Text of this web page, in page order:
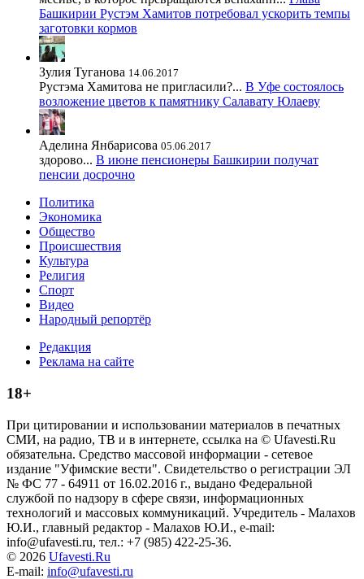
Башкирии Рустэм Хамитов потребовал ускорить темпы
заготовки кормов
Зулия Туганова 14.06.2017
Рустэма Хамитова не пригласили?... В Уфе состоялось
возложение цветов к памятнику Салавату Юлаеву
Аделина Янбарисова 05.06.2017
здорово... В июне пенсионеры Башкирии получат
пенсии досрочно
Политика
Экономика
Общество
Происшествия
Культура
Религия
Спорт
Видео
Народный репортёр
Редакция
Реклама на сайте
18+
При цитировании и использовании материалов в печатных
СМИ, на радио, ТВ и в интернете, ссылка на © Ufavesti.Ru
обязательна. Средство массовой информации - сетевое
издание "Уфимские вести". Свидетельство о регистрации ЭЛ
№ ФС 77 - 64911 от 16.02.2016 г., выдано Федеральной
службой по надзору в сфере связи, информационных
технологий и массовых коммуникаций. Учредитель - Малахов
Ю.И., главный редактор - Малахов Ю.И., e-mail:
info@ufavesti.ru, тел.: +7 (985) 422-25-36.
© 2026 Ufavesti.Ru
E-mail: info@ufavesti.ru